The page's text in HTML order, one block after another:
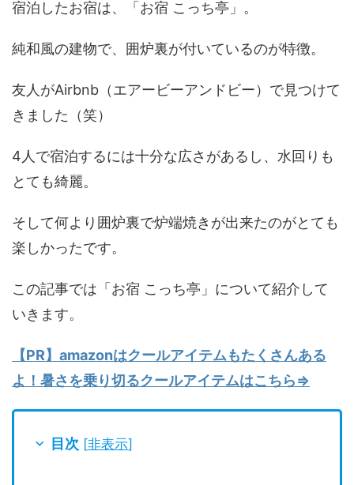
宿泊したお宿は、「お宿 こっち亭」。
純和風の建物で、囲炉裏が付いているのが特徴。
友人がAirbnb（エアービーアンドビー）で見つけて
きました（笑）
4人で宿泊するには十分な広さがあるし、水回りも
とても綺麗。
そして何より囲炉裏で炉端焼きが出来たのがとても
楽しかったです。
この記事では「お宿 こっち亭」について紹介して
いきます。
【PR】amazonはクールアイテムもたくさんある
よ！暑さを乗り切るクールアイテムはこちら⇒
目次 [非表示]